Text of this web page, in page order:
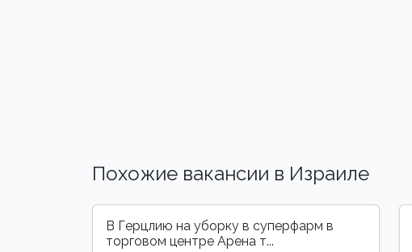
Похожие вакансии в Израиле
В Герцлию на уборку в суперфарм в
торговом центре Арена т...